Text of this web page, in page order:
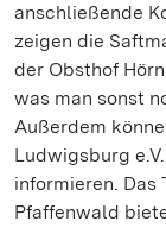
anschließende
zeigen die
der Obsthof
was man sonst
Außerdem
Ludwigsburg
informieren.
Pfaffenwald